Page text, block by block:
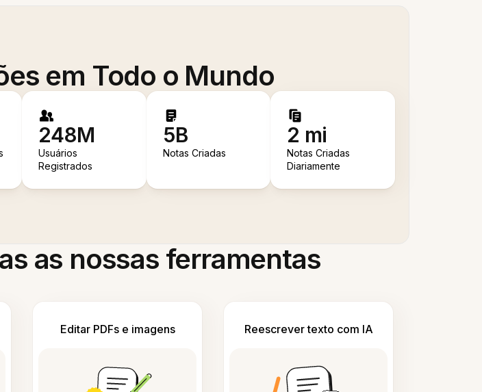
em Todo o Mundo
248M
Usuários
Registrados
5B
Notas Criadas
2 mi
Notas Criadas
Diariamente
as nossas ferramentas
Editar PDFs e imagens Reescrever texto com IA